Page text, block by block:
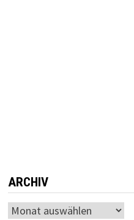
ARCHIV
Archiv